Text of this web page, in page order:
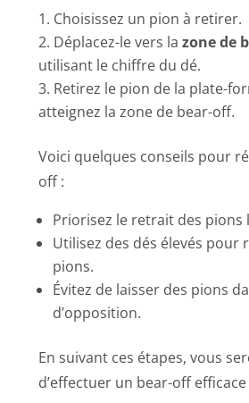
Choisissez un pion à retirer.
Déplacez-le vers lazone de
utilisant le chiffre du dé.
Retirez le pion de la plate-
atteignez la zone de bear-off.
Voici quelques conseils pour
off :
Priorisez le retrait des pions
Utilisez des dés élevés pour
pions.
Évitez de laisser des pions
d’opposition.
En suivant ces étapes, vous
d’effectuer un bear-off